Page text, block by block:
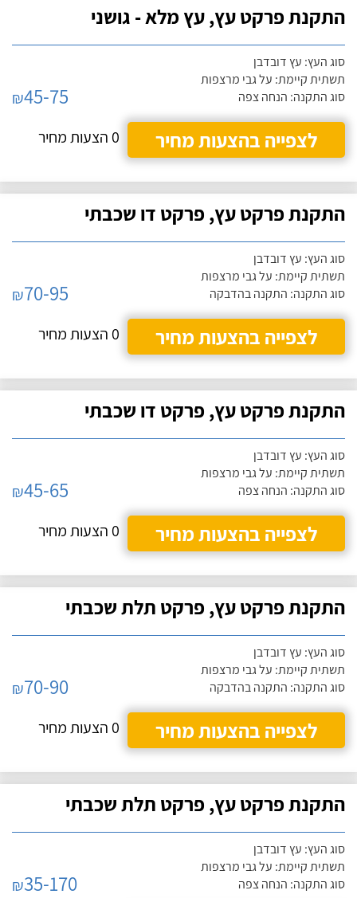
התקנת פרקט עץ, עץ מלא - גושני
סוג העץ: עץ דובדבן
תשתית קיימת: על גבי מרצפות
סוג התקנה: הנחה צפה
₪45-75
לצפייה בהצעות מחיר
0 הצעות מחיר
התקנת פרקט עץ, פרקט דו שכבתי
סוג העץ: עץ דובדבן
תשתית קיימת: על גבי מרצפות
סוג התקנה: התקנה בהדבקה
₪70-95
לצפייה בהצעות מחיר
0 הצעות מחיר
התקנת פרקט עץ, פרקט דו שכבתי
סוג העץ: עץ דובדבן
תשתית קיימת: על גבי מרצפות
סוג התקנה: הנחה צפה
₪45-65
לצפייה בהצעות מחיר
0 הצעות מחיר
התקנת פרקט עץ, פרקט תלת שכבתי
סוג העץ: עץ דובדבן
תשתית קיימת: על גבי מרצפות
סוג התקנה: התקנה בהדבקה
₪70-90
לצפייה בהצעות מחיר
0 הצעות מחיר
התקנת פרקט עץ, פרקט תלת שכבתי
סוג העץ: עץ דובדבן
תשתית קיימת: על גבי מרצפות
סוג התקנה: הנחה צפה
₪35-170